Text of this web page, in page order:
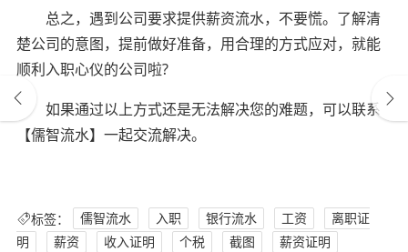
总之，遇到公司要求提供薪资流水，不要慌。了解清
楚公司的意图，提前做好准备，用合理的方式应对，就能
顺利入职心仪的公司啦?
如果通过以上方式还是无法解决您的难题，可以联系
【儒智流水】一起交流解决。
标签： 儒智流水 入职 银行流水 工资
离职证
明
薪资 收入证明 个税 截图 薪资证明